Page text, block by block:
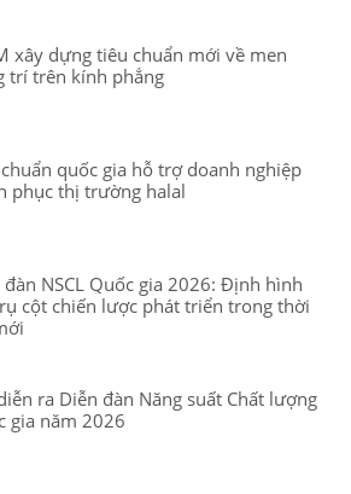
xây dựng tiêu chuẩn mới về men
trí trên kính phẳng
quốc gia hỗ trợ doanh nghiệp
phục thị trường halal
đàn NSCL Quốc gia 2026: Định hình
cột chiến lược phát triển trong thời
ra Diễn đàn Năng suất Chất lượng
gia năm 2026